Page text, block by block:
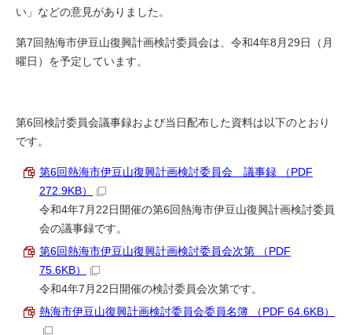
い」などの意見がありました。
第7回熱海市伊豆山復興計画検討委員会は、令和4年8月29日（月
曜日）を予定しています。
第6回検討委員会議事録および当日配布した資料は以下のとおり
です。
第6回熱海市伊豆山復興計画検討委員会 議事録 （PDF
272.9KB）
令和4年7月22日開催の第6回熱海市伊豆山復興計画検討委員
会の議事録です。
第6回熱海市伊豆山復興計画検討委員会次第 （PDF
75.6KB）
令和4年7月22日開催の検討委員会次第です。
熱海市伊豆山復興計画検討委員会委員名簿 （PDF 64.6KB）